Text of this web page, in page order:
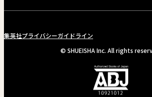
集英社プライバシーガイドライン
© SHUEISHA Inc. All rights